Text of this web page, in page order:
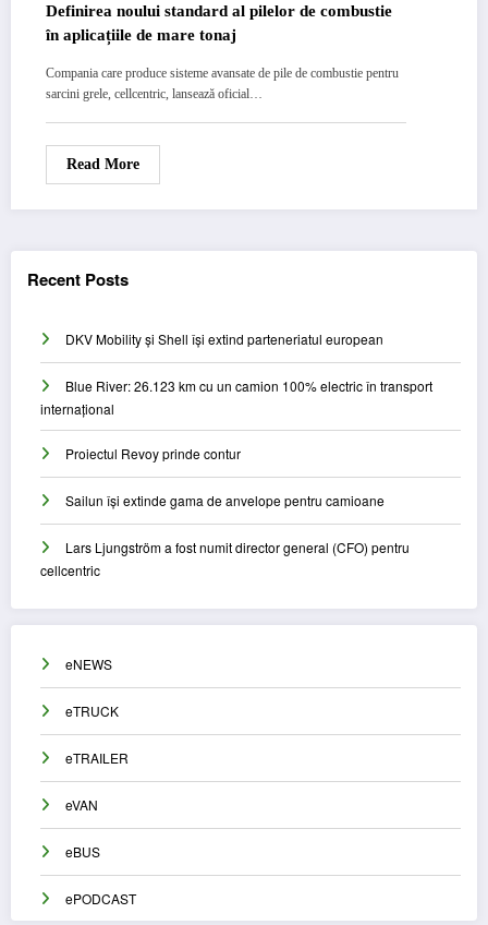
Definirea noului standard al pilelor de combustie
în aplicațiile de mare tonaj
Compania care produce sisteme avansate de pile de combustie pentru
sarcini grele, cellcentric, lansează oficial…
Read More
Recent Posts
DKV Mobility și Shell își extind parteneriatul european
Blue River: 26.123 km cu un camion 100% electric în transport
internațional
Proiectul Revoy prinde contur
Sailun își extinde gama de anvelope pentru camioane
Lars Ljungström a fost numit director general (CFO) pentru
cellcentric
eNEWS
eTRUCK
eTRAILER
eVAN
eBUS
ePODCAST